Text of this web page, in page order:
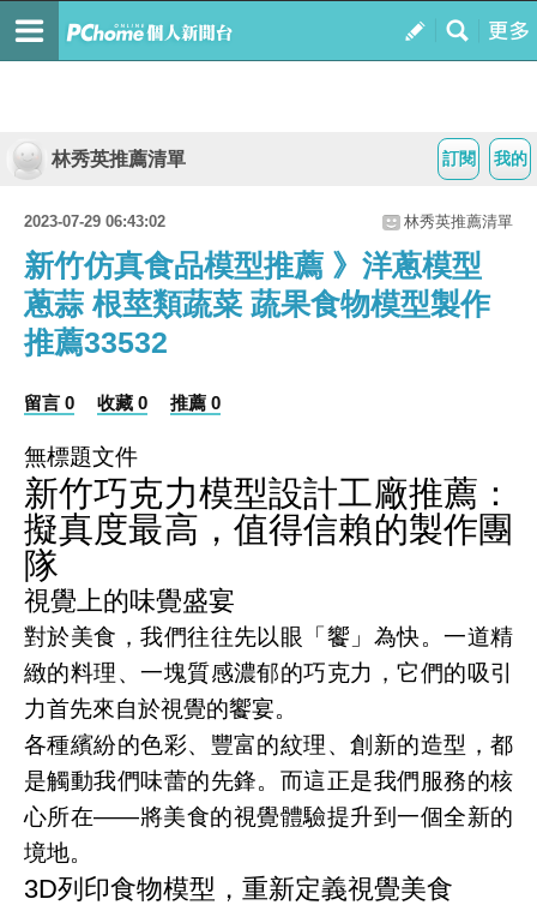
我的
訂閱
林秀英推薦清單
2023-07-29 06:43:02 林秀英推薦清單
新竹仿真食品模型推薦 》洋蔥模型
蔥蒜 根莖類蔬菜 蔬果食物模型製作
推薦33532
留言 0 收藏 0 推薦 0
無標題文件
新竹巧克力模型設計工廠推薦：
擬真度最高，值得信賴的製作團
隊
視覺上的味覺盛宴
對於美食，我們往往先以眼「饗」為快。一道精
緻的料理、一塊質感濃郁的巧克力，它們的吸引
力首先來自於視覺的饗宴。
各種繽紛的色彩、豐富的紋理、創新的造型，都
是觸動我們味蕾的先鋒。而這正是我們服務的核
心所在——將美食的視覺體驗提升到一個全新的
境地。
3D列印食物模型，重新定義視覺美食